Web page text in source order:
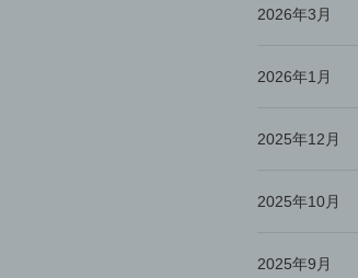
2026年3月
2026年1月
2025年12月
2025年10月
2025年9月